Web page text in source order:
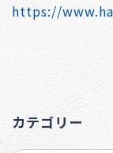
https://
カテゴリー